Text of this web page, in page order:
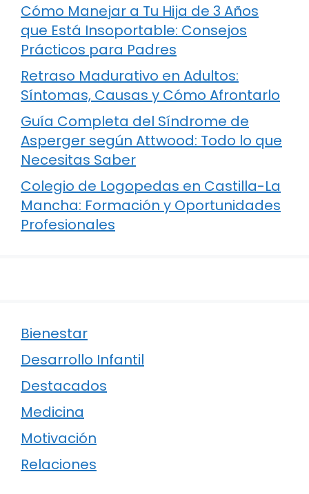
Cómo Manejar a Tu Hija de 3 Años
que Está Insoportable: Consejos
Prácticos para Padres
Retraso Madurativo en Adultos:
Síntomas, Causas y Cómo Afrontarlo
Guía Completa del Síndrome de
Asperger según Attwood: Todo lo que
Necesitas Saber
Colegio de Logopedas en Castilla-La
Mancha: Formación y Oportunidades
Profesionales
Bienestar
Desarrollo Infantil
Destacados
Medicina
Motivación
Relaciones